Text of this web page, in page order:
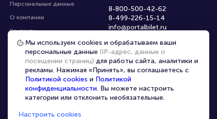
Персональные данные
О компании
Контакты
Карта сайта
8-800-500-42-62
8-499-226-15-14
info@portalbilet.ru
звонок бесплатный
Все площадки
Главная | Череповец
Мы используем cookies и обрабатываем ваши
персональные данные (IP-адрес, данные о
посещении страниц) для работы сайта, аналитики и
рекламы. Нажимая «Принять», вы соглашаетесь с
Политикой cookies и Политикой
конфиденциальности. Вы можете настроить
категории или отклонить необязательные.
Настроить cookies